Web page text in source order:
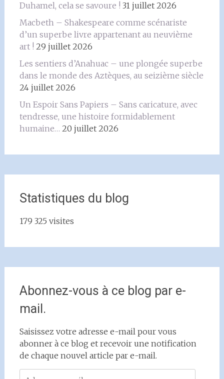
Duhamel, cela se savoure ! 31 juillet 2026
Macbeth – Shakespeare comme scénariste
d’un superbe livre appartenant au neuvième
art ! 29 juillet 2026
Les sentiers d’Anahuac – une plongée superbe
dans le monde des Aztèques, au seizième siècle
24 juillet 2026
Un Espoir Sans Papiers – Sans caricature, avec
tendresse, une histoire formidablement
humaine… 20 juillet 2026
Statistiques du blog
179 325 visites
Abonnez-vous à ce blog par e-
mail.
Saisissez votre adresse e-mail pour vous
abonner à ce blog et recevoir une notification
de chaque nouvel article par e-mail.
Adresse